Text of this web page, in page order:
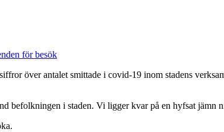
för besök
över antalet smittade i covid-19 inom stadens
befolkningen i staden. Vi ligger kvar på en hyfsat jämn